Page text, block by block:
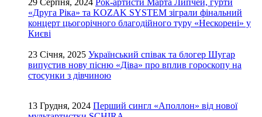
29 Серпня, 2024 Рок-артисти Марта Липчей, гурти
«Друга Ріка» та KOZAK SYSTEM зіграли фінальний
концерт цьогорічного благодійного туру «Нескорені» у
Києві
23 Січня, 2025 Український співак та блогер Шугар
випустив нову пісню «Діва» про вплив гороскопу на
стосунки з дівчиною
13 Грудня, 2024 Перший сингл «Аполлон» від нової